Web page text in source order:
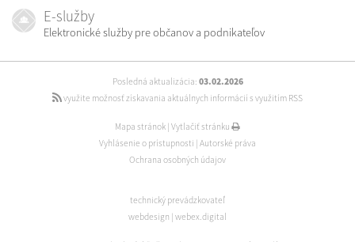
E-služby
Elektronické služby pre občanov a podnikateľov
Posledná aktualizácia: 03.02.2026
využite možnosť získavania aktuálnych informácií s využitím RSS
Mapa stránok | Vytlačiť stránku
Vyhlásenie o prístupnosti | Autorské práva
Ochrana osobných údajov
technický prevádzkovateľ
webdesign | webex.digital